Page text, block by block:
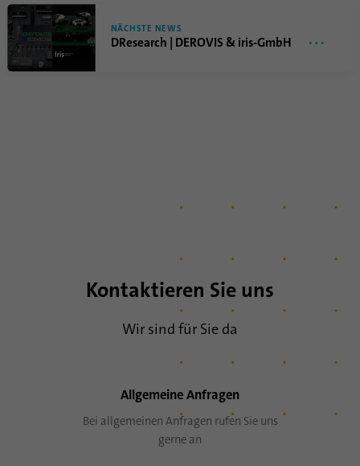
NÄCHSTE NEWS
DResearch | DEROVIS & iris-GmbH
Kontaktieren Sie uns
Wir sind für Sie da
Allgemeine Anfragen
Bei allgemeinen Anfragen rufen Sie uns
gerne an